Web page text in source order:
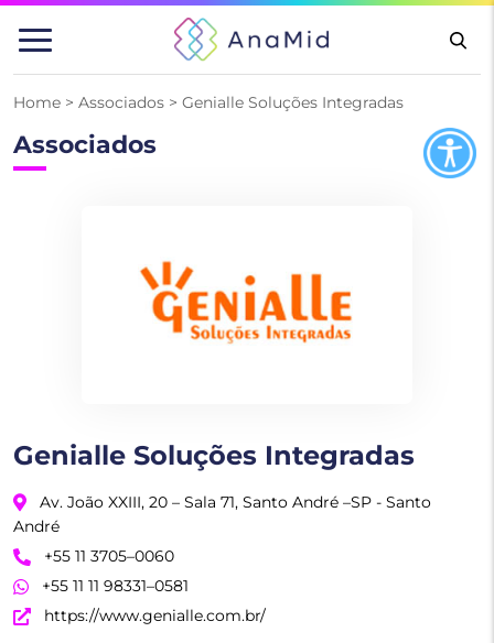
Pular
para
Home > Associados > Genialle Soluções Integradas
Associados
Genialle Soluções Integradas
Av. João XXIII, 20 – Sala 71, Santo André –SP - Santo
André
+55 11 3705–0060
+55 11 11 98331–0581
https://www.genialle.com.br/